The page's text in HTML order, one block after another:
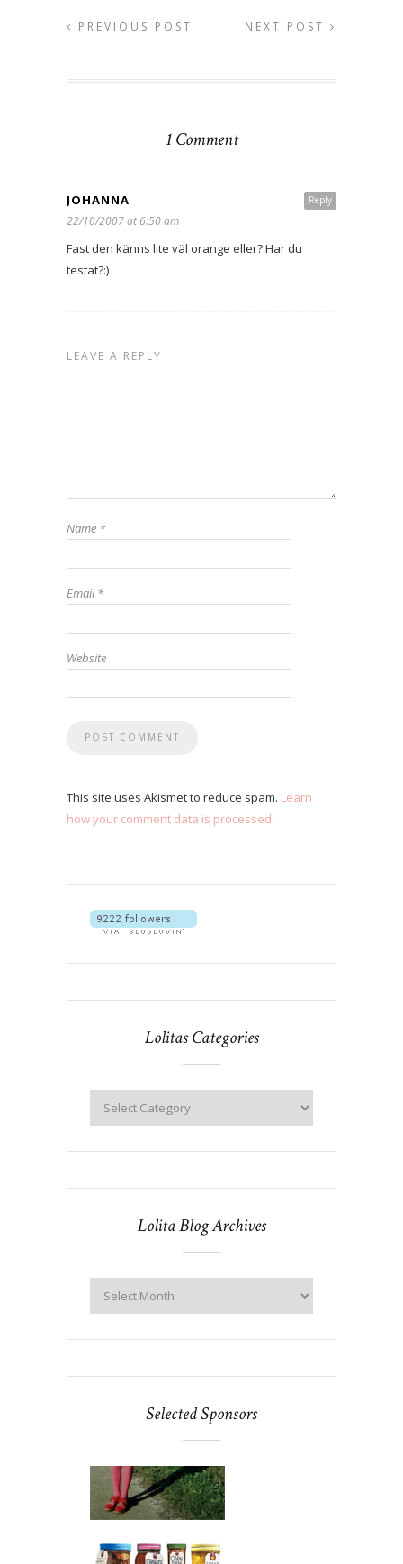
PREVIOUS POST NEXT POST
1 Comment
Reply
JOHANNA
22/10/2007 at 6:50 am
Fast den känns lite väl orange eller? Har du
testat?:)
LEAVE A REPLY
Name *
Email*
Website
This site uses Akismet to reduce spam. Learn
how your comment data is processed.
Lolitas Categories
Lolita Blog Archives
Selected Sponsors